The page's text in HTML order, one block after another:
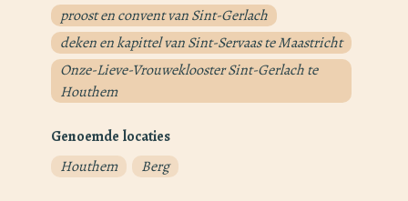
proost en convent van Sint-Gerlach
deken en kapittel van Sint-Servaas te Maastricht
Onze-Lieve-Vrouweklooster Sint-Gerlach te
Houthem
Genoemde locaties
Houthem
Berg